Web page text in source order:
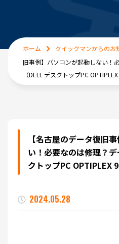
ホーム クイックマンからのお
旧事例】パソコンが起動しない！
（DELL デスクトップPC
【名古屋のデータ復旧
い！必要なのは修理？
クトップPC OPTIPLEX
2024.05.28